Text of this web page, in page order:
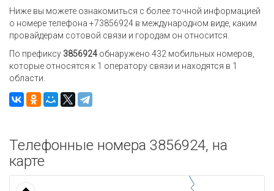
Ниже вы можете ознакомиться с более точной информацией
о номере телефона +73856924 в международном виде, каким
провайдерам сотовой связи и городам он относится.
По префиксу 3856924 обнаружено 432 мобильных номеров,
которые относятся к 1 оператору связи и находятся в 1
области.
Телефонные номера 3856924, на
карте